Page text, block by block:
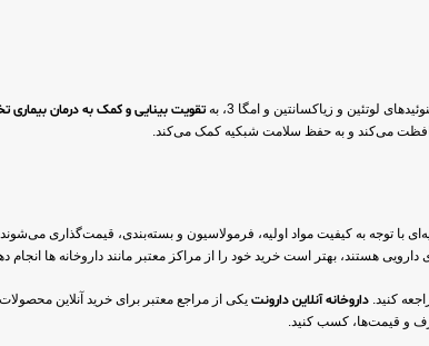
تقویت بینایی و کمک به درمان بیماری
می‌کند و به حفظ سلامت شبکیه کمک می‌کند.
توجه به کیفیت مواد اولیه، فرمولاسیون و بسته‌بندی، قیمت‌گذاری
هستند، بهتر است خرید خود را از مراکز معتبر مانند داروخانه ها انجام
کنید. داروخانه آنلاین دارونت یکی از مراجع معتبر برای خرید آنلاین
و قیمت‌ها، کسب کنید.